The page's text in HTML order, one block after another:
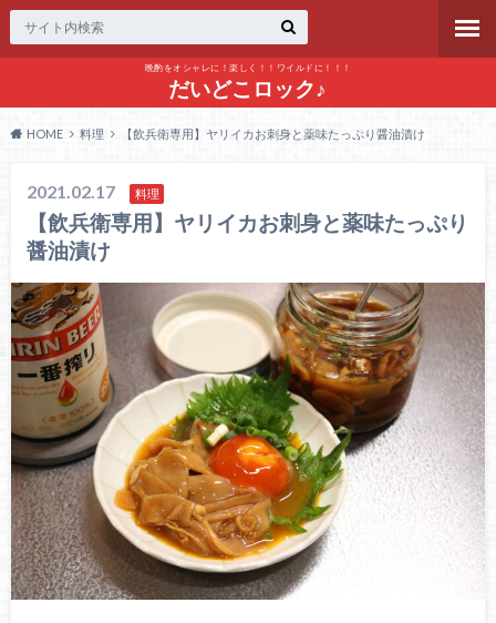
晩酌をオシャレに！楽しく！！ワイルドに！！！
だいどこロック♪
HOME 料理 【飲兵衛専用】ヤリイカお刺身と薬味たっぷり醤油漬け
2021.02.17 料理
【飲兵衛専用】ヤリイカお刺身と薬味たっぷり
醤油漬け